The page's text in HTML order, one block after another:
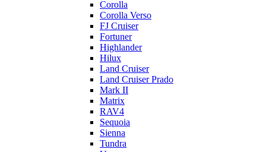
Corolla
Corolla Verso
FJ Cruiser
Fortuner
Highlander
Hilux
Land Cruiser
Land Cruiser Prado
Mark II
Matrix
RAV4
Sequoia
Sienna
Tundra